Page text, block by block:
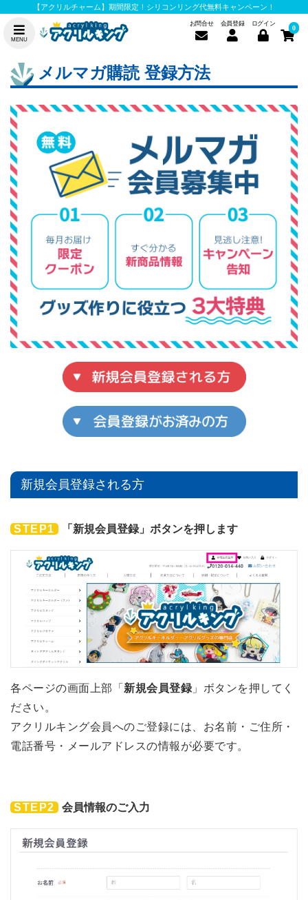
【アクリルチャーム】期間限定！シリコンリング代無料キャンペーン！
MENU
お問合せ 会員登録 ログイン
0
メルマガ購読 登録方法
新規会員登録される方
STEP1 「新規会員登録」ボタンを押します
各ページの画面上部「 新規会員登録 」ボタンを押してく
ださい。
アクリルキング会員へのご登録には、お名前・ご住所・
電話番号・メールアドレスの情報が必要です。
STEP2 会員情報のご入力